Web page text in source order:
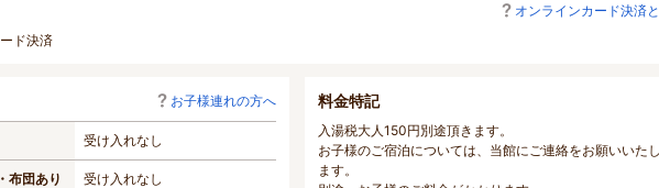
オンラインカード決済
ド決済
お子様連れの方へ
受け入れなし
布団あり 受け入れなし
料金特記
入湯税大人150円別途頂きます。
お子様のご宿泊については、当館にご連絡をお願いいたし
ます。